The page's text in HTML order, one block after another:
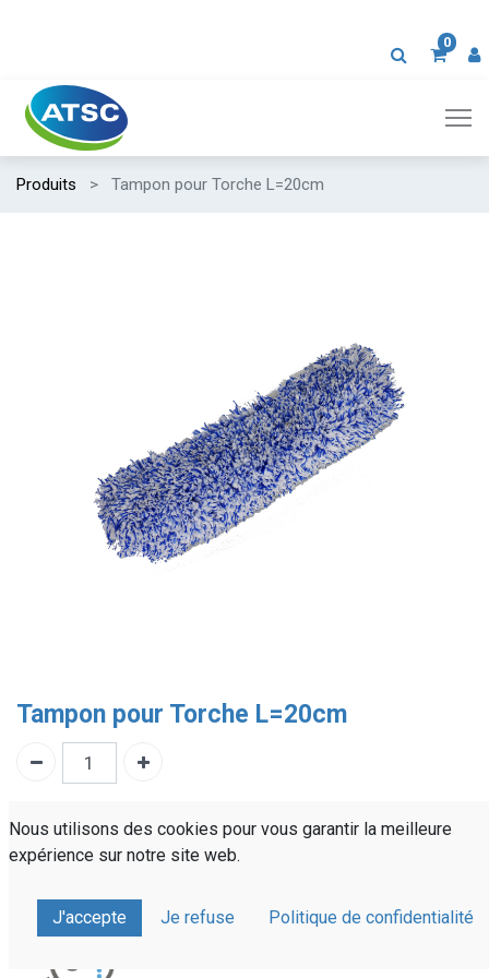
0
Produits Tampon pour Torche L=20cm
Tampon pour Torche L=20cm
Partager sur :
Nous utilisons des cookies pour vous garantir la meilleure
expérience sur notre site web.
J'accepte Je refuse Politique de confidentialité